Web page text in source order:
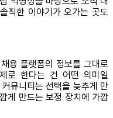
직한 이야기가 오가는 곳도
용 플랫폼의 정보를 그대로
로 한다는 건 어떤 의미일
뮤니티는 선택을 늦추게 만
게 만드는 보정 장치에 가깝